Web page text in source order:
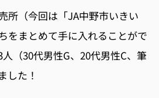
所（今回は「JA中野市いきい
をまとめて手に入れることがで
人（30代男性G、 20代男性C、筆
した！